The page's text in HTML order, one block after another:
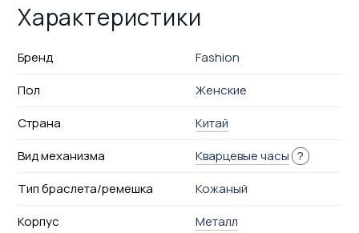
Характеристики
Бренд
Fashion
Пол
Женские
Страна
Китай
Вид механизма
Кварцевые часы ?
Тип браслета/ремешка
Кожаный
Корпус
Металл